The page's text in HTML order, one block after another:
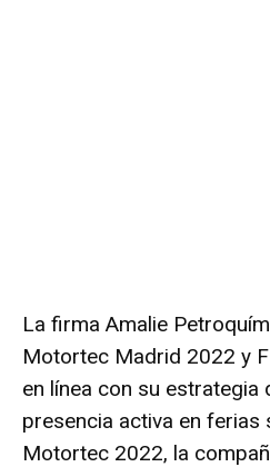
La firma Amalie
Motortec Madrid 2022 y
en línea con su estrategia
presencia activa en ferias
Motortec 2022, la